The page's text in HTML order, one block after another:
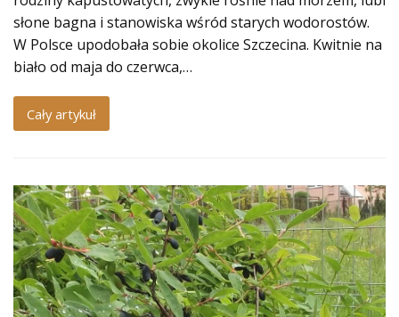
słone bagna i stanowiska wśród starych wodorostów.
W Polsce upodobała sobie okolice Szczecina. Kwitnie na
biało od maja do czerwca,…
Cały artykuł